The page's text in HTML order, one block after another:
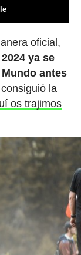
oficial,
ya se
antes
la
os trajimos